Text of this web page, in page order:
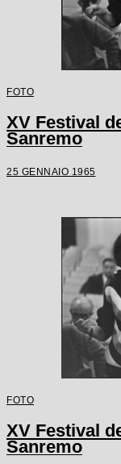
FOTO
XV Festival
Sanremo
25 GENNAIO 1965
FOTO
XV Festival
Sanremo